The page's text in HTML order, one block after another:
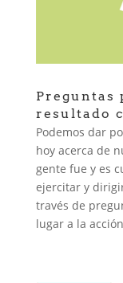
Preguntas
resultado
Podemos dar
hoy acerca de
gente fue y es
ejercitar y
través de
lugar a la